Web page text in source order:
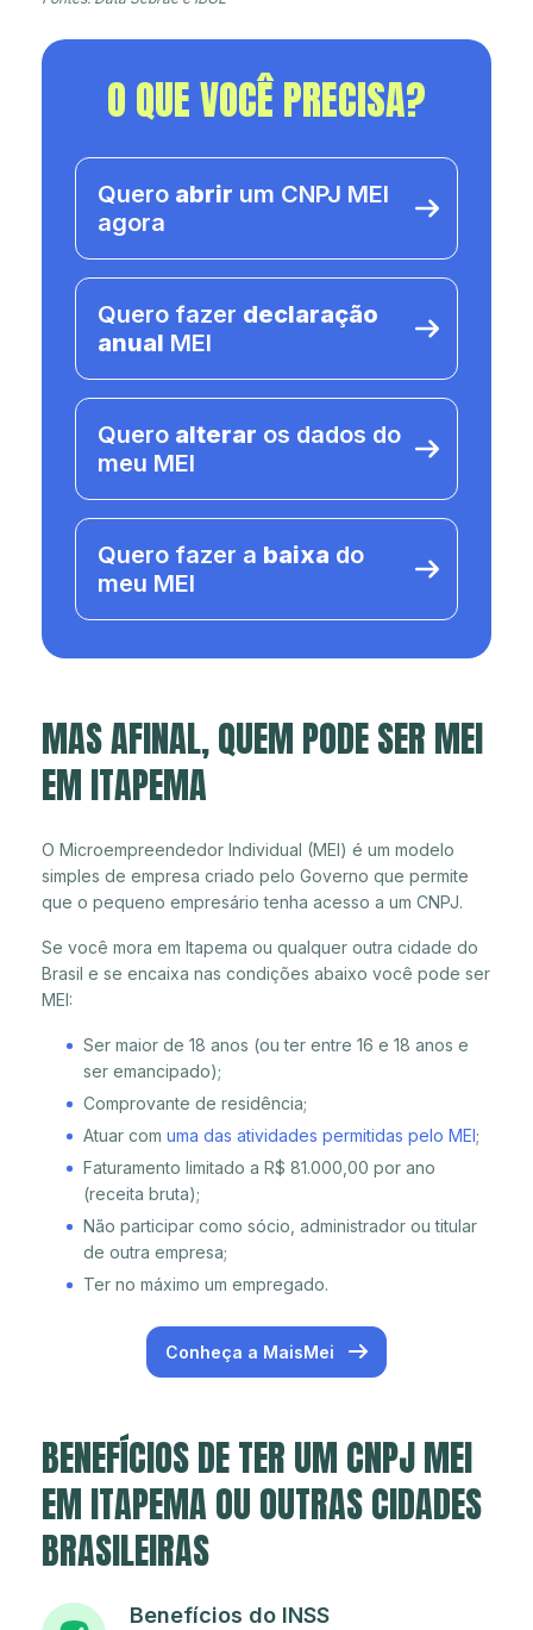
O QUE VOCÊ PRECISA?
Quero abrir um CNPJ MEI
agora
Quero fazer declaração
anual MEI
Quero alterar os dados do
meu MEI
Quero fazer a baixa do
meu MEI
MAS AFINAL, QUEM PODE SER MEI
EM ITAPEMA
O Microempreendedor Individual (MEI) é um modelo
simples de empresa criado pelo Governo que permite
que o pequeno empresário tenha acesso a um CNPJ.
Se você mora em Itapema ou qualquer outra cidade do
Brasil e se encaixa nas condições abaixo você pode ser
MEI:
Ser maior de 18 anos (ou ter entre 16 e 18 anos e
ser emancipado);
Comprovante de residência;
Atuar com uma das atividades permitidas pelo MEI;
Faturamento limitado a R$ 81.000,00 por ano
(receita bruta);
Não participar como sócio, administrador ou titular
de outra empresa;
Ter no máximo um empregado.
Conheça a MaisMei
BENEFÍCIOS DE TER UM CNPJ MEI
EM ITAPEMA OU OUTRAS CIDADES
BRASILEIRAS
Benefícios do INSS